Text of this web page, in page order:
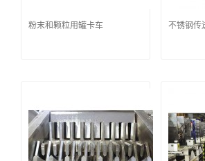
粉末和颗粒用罐卡车 不锈钢传